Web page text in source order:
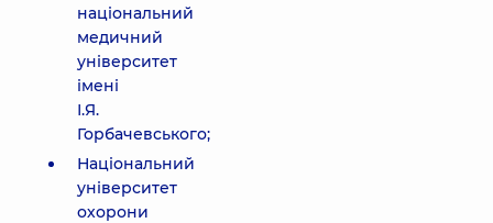
національний
медичний
університет
імені
І.Я.
Горбачевського;
Національний
університет
охорони